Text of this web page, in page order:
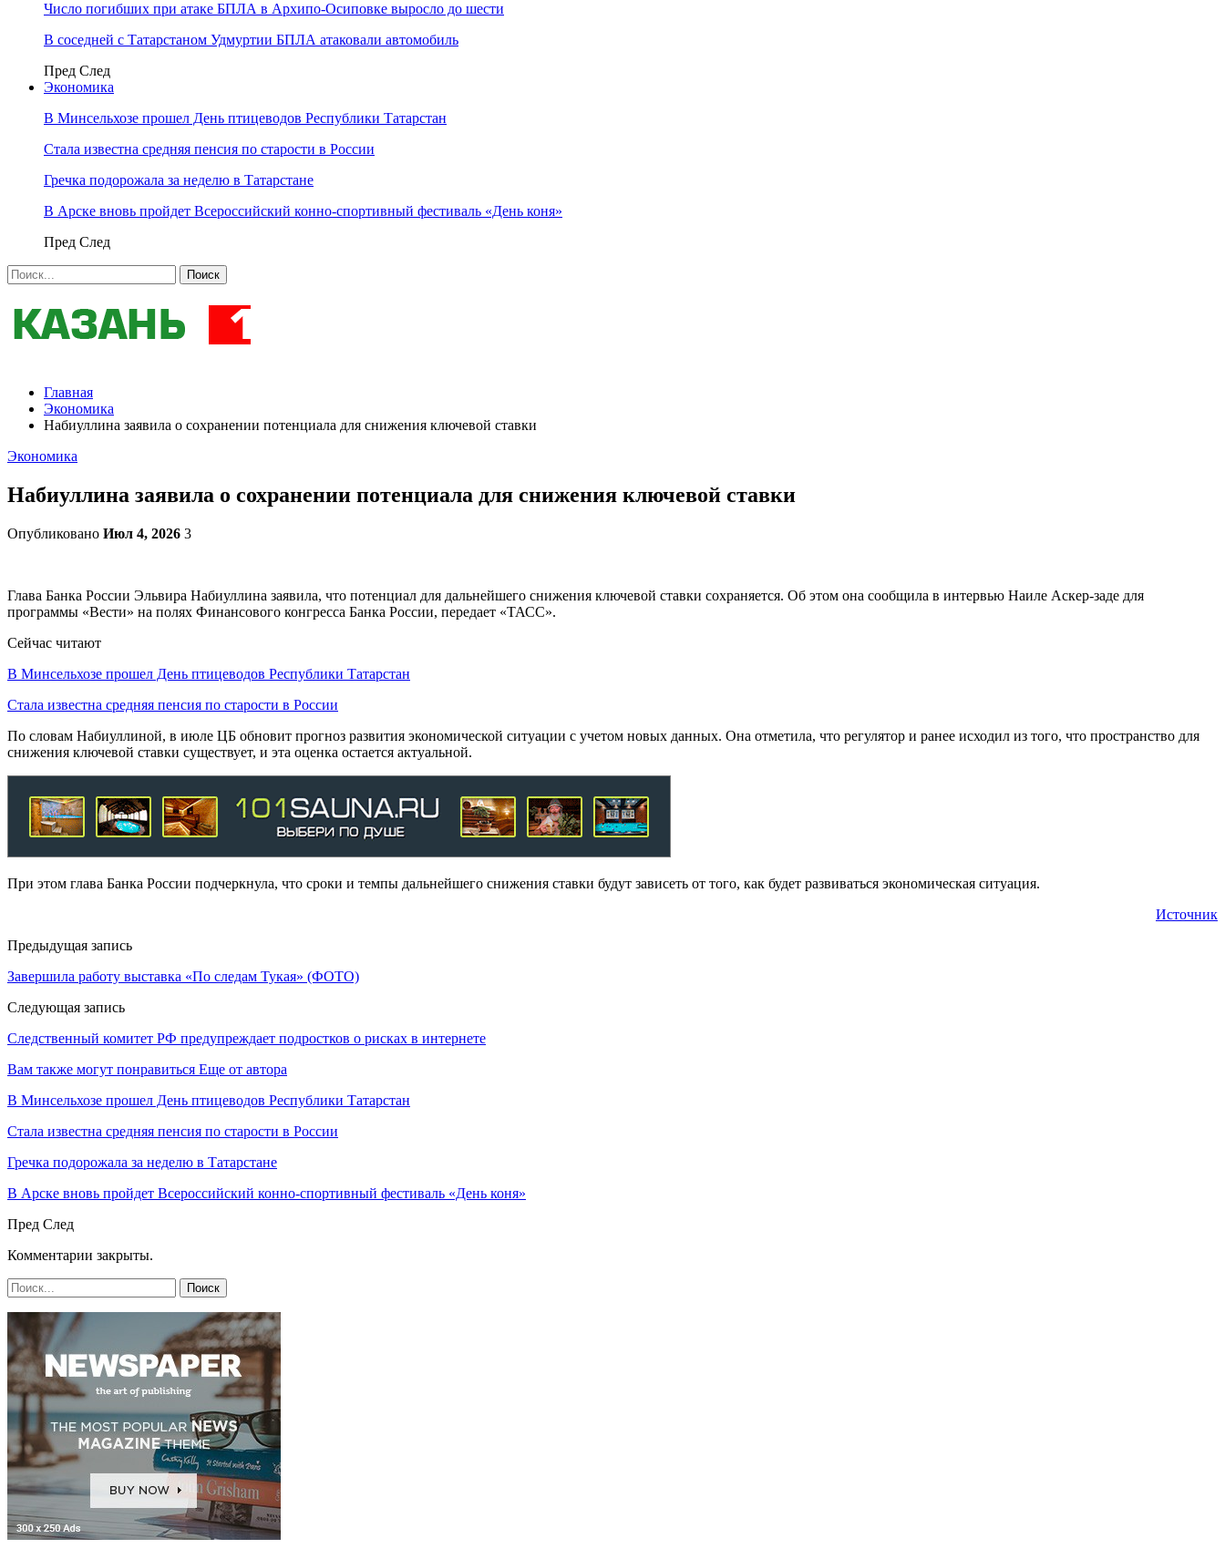
Число погибших при атаке БПЛА в Архипо-Осиповке выросло до шести
В соседней с Татарстаном Удмуртии БПЛА атаковали автомобиль
Пред След
Экономика
В Минсельхозе прошел День птицеводов Республики Татарстан
Стала известна средняя пенсия по старости в России
Гречка подорожала за неделю в Татарстане
В Арске вновь пройдет Всероссийский конно-спортивный фестиваль «День коня»
Пред След
Главная
Экономика
Набиуллина заявила о сохранении потенциала для снижения ключевой ставки
Экономика
Набиуллина заявила о сохранении потенциала для снижения ключевой ставки
Опубликовано Июл 4, 2026 3
Глава Банка России Эльвира Набиуллина заявила, что потенциал для дальнейшего снижения ключевой ставки сохраняется. Об этом она сообщила в интервью Наиле Аскер-заде для
программы «Вести» на полях Финансового конгресса Банка России, передает «ТАСС».
Сейчас читают
В Минсельхозе прошел День птицеводов Республики Татарстан
Стала известна средняя пенсия по старости в России
По словам Набиуллиной, в июле ЦБ обновит прогноз развития экономической ситуации с учетом новых данных. Она отметила, что регулятор и ранее исходил из того, что пространство для
снижения ключевой ставки существует, и эта оценка остается актуальной.
При этом глава Банка России подчеркнула, что сроки и темпы дальнейшего снижения ставки будут зависеть от того, как будет развиваться экономическая ситуация.
Источник
Предыдущая запись
Завершила работу выставка «По следам Тукая» (ФОТО)
Следующая запись
Следственный комитет РФ предупреждает подростков о рисках в интернете
Вам также могут понравиться Еще от автора
В Минсельхозе прошел День птицеводов Республики Татарстан
Стала известна средняя пенсия по старости в России
Гречка подорожала за неделю в Татарстане
В Арске вновь пройдет Всероссийский конно-спортивный фестиваль «День коня»
Пред След
Комментарии закрыты.